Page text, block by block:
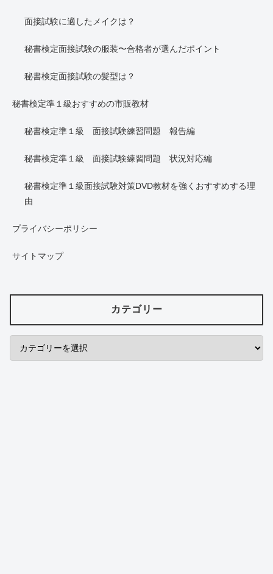
面接試験に適したメイクは？
秘書検定面接試験の服装〜合格者が選んだポイント
秘書検定面接試験の髪型は？
秘書検定準１級おすすめの市販教材
秘書検定準１級 面接試験練習問題 報告編
秘書検定準１級 面接試験練習問題 状況対応編
秘書検定準１級面接試験対策DVD教材を強くおすすめする理
由
プライバシーポリシー
サイトマップ
カテゴリー